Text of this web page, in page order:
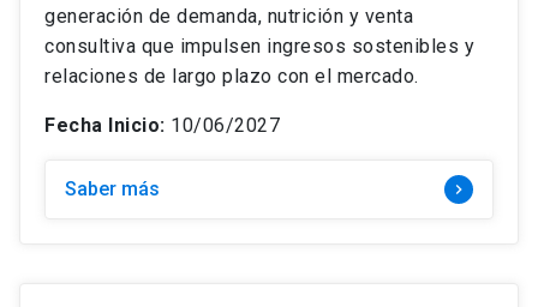
generación de demanda, nutrición y venta
consultiva que impulsen ingresos sostenibles y
relaciones de largo plazo con el mercado.
Fecha Inicio: 10/06/2027
Saber más keyboard_arrow_right